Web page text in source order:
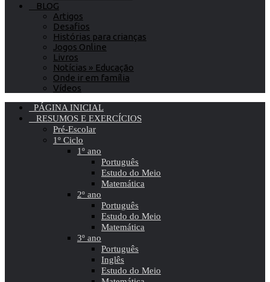
BLOG
Artigos
Desafios
Histórias para crianças
Jogos Online
Livros
Notícias » Educação
Onde ir em família
Vídeos
PÁGINA INICIAL
RESUMOS E EXERCÍCIOS
Pré-Escolar
1º Ciclo
1º ano
Português
Estudo do Meio
Matemática
2º ano
Português
Estudo do Meio
Matemática
3º ano
Português
Inglês
Estudo do Meio